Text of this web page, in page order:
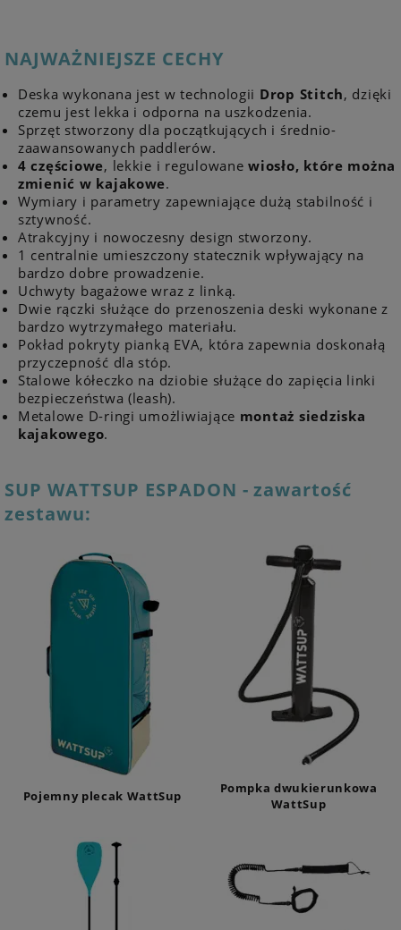
NAJWAŻNIEJSZE CECHY
Deska wykonana jest w technologii Drop Stitch, dzięki
czemu jest lekka i odporna na uszkodzenia.
Sprzęt stworzony dla początkujących i średnio-
zaawansowanych paddlerów.
4 częściowe, lekkie i regulowanewiosło, które można
zmienić w kajakowe.
Wymiary i parametry zapewniające dużą stabilność i
sztywność.
Atrakcyjny i nowoczesny design stworzony.
1 centralnie umieszczony statecznik wpływający na
bardzo dobre prowadzenie.
Uchwyty bagażowe wraz z linką.
Dwie rączki służące do przenoszenia deski wykonane z
bardzo wytrzymałego materiału.
Pokład pokryty pianką EVA, która zapewnia doskonałą
przyczepność dla stóp.
Stalowe kółeczko na dziobie służące do zapięcia linki
bezpieczeństwa (leash).
Metalowe D-ringi umożliwiające montaż siedziska
kajakowego.
SUP WATTSUP ESPADON - zawartość
zestawu:
Pojemny plecak WattSup
Pompka dwukierunkowa
WattSup